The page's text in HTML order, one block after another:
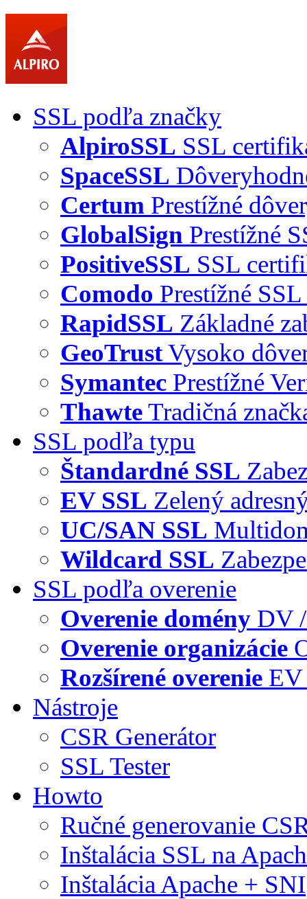
SSL podľa značky
AlpiroSSL SSL
SpaceSSL
Certum Prestížné
GlobalSign Prestížné
PositiveSSL SSL
Comodo Prestížné
RapidSSL Základné
GeoTrustVysoko
Symantec Prestížné
ThawteTradičná
SSL podľa typu
Štandardné SSL
EV SSL Zelený
UC/SAN SSL
Wildcard SSL
SSL podľa overenie
Overenie domény DV
Overenie organizácie
Rozšírené overenie EV
Nástroje
CSR Generátor
SSL Tester
Howto
Ručné generovanie
Inštalácia SSL na
Inštalácia Apache + SNI